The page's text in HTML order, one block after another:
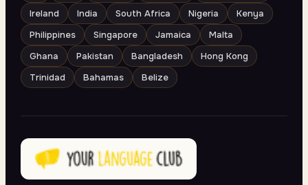
Ireland
India South Africa Nigeria
Kenya
Philippines
Singapore Jamaica
Malta
Ghana
Pakistan Bangladesh
Hong Kong
Trinidad
Bahamas Belize